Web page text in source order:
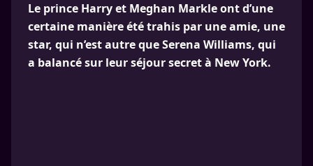
Le prince Harry et Meghan Markle ont d’une
certaine manière été trahis par une amie, une
star, qui n’est autre que Serena Williams, qui
a balancé sur leur séjour secret à New York.